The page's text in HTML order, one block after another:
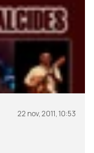
22 nov, 2011, 10:53